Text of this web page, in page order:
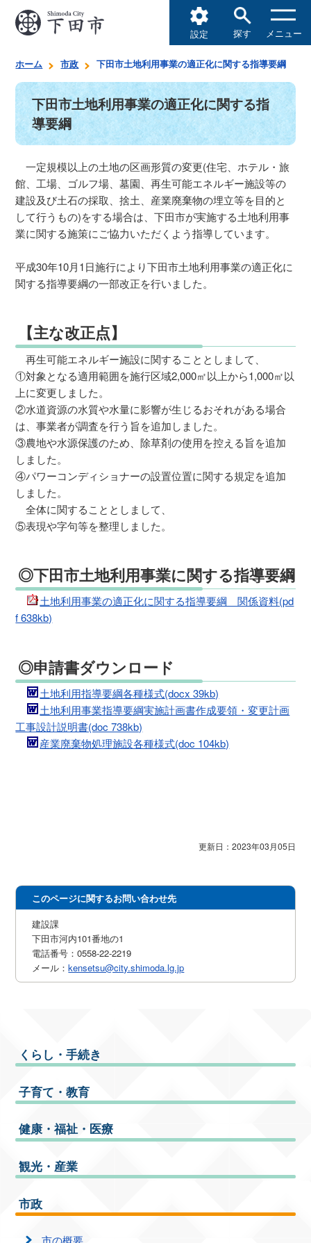
設定 探す メニュー
ホーム 市政 下田市土地利用事業の適正化に関する指導要綱
下田市土地利用事業の適正化に関する指
導要綱
一定規模以上の土地の区画形質の変更(住宅、ホテル・旅
館、工場、ゴルフ場、墓園、再生可能エネルギー施設等の
建設及び土石の採取、捨土、産業廃棄物の埋立等を目的と
して行うもの)をする場合は、下田市が実施する土地利用事
業に関する施策にご協力いただくよう指導しています。
平成30年10月1日施行により下田市土地利用事業の適正化に
関する指導要綱の一部改正を行いました。
【主な改正点】
再生可能エネルギー施設に関することとしまして、
①対象となる適用範囲を施行区域2,000㎡以上から1,000㎡以
上に変更しました。
②水道資源の水質や水量に影響が生じるおそれがある場合
は、事業者が調査を行う旨を追加しました。
③農地や水源保護のため、除草剤の使用を控える旨を追加
しました。
④パワーコンディショナーの設置位置に関する規定を追加
しました。
全体に関することとしまして、
⑤表現や字句等を整理しました。
◎下田市土地利用事業に関する指導要綱
土地利用事業の適正化に関する指導要綱 関係資料(pd
f 638kb)
◎申請書ダウンロード
土地利用指導要綱各種様式(docx 39kb)
土地利用事業指導要綱実施計画書作成要領・変更計画
工事設計説明書(doc 738kb)
産業廃棄物処理施設各種様式(doc 104kb)
更新日：2023年03月05日
このページに関するお問い合わせ先
建設課
下田市河内101番地の1
電話番号：0558-22-2219
メール：kensetsu@city.shimoda.lg.jp
くらし・手続き
子育て・教育
健康・福祉・医療
観光・産業
市政
市の概要